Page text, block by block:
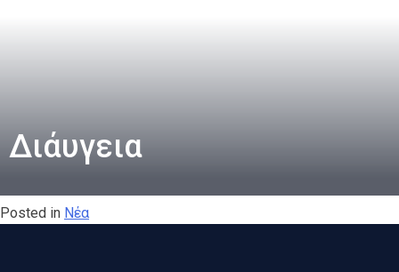
Διάυγεια
Posted in Νέα